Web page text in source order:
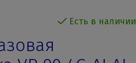
Есть в наличии